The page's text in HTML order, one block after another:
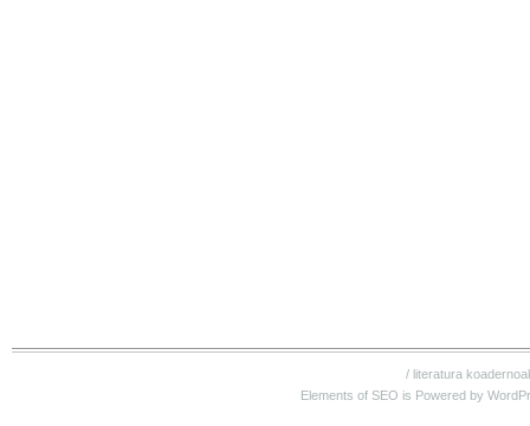
/ literatura
Elements of SEO is Powered by